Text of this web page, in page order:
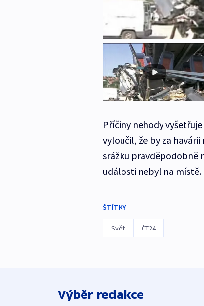
Příčiny nehody
vyloučil, že by za havárii
srážku pravděpodobně
události nebyl na místě.
ŠTÍTKY
Svět ČT24
Výběr redakce